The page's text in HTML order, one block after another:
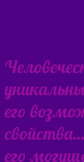
его
его